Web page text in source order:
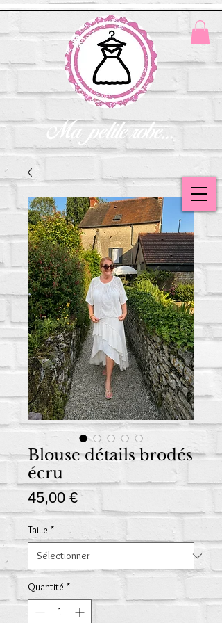
Ma petite robe...
Blouse détails brodés
écru
45,00 €Prix
Taille *
Quantité *